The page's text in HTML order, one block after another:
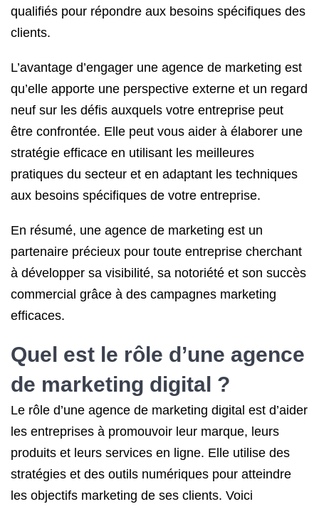
qualifiés pour répondre aux besoins spécifiques des
clients.
L’avantage d’engager une agence de marketing est
qu’elle apporte une perspective externe et un regard
neuf sur les défis auxquels votre entreprise peut
être confrontée. Elle peut vous aider à élaborer une
stratégie efficace en utilisant les meilleures
pratiques du secteur et en adaptant les techniques
aux besoins spécifiques de votre entreprise.
En résumé, une agence de marketing est un
partenaire précieux pour toute entreprise cherchant
à développer sa visibilité, sa notoriété et son succès
commercial grâce à des campagnes marketing
efficaces.
Quel est le rôle d’une agence
de marketing digital ?
Le rôle d’une agence de marketing digital est d’aider
les entreprises à promouvoir leur marque, leurs
produits et leurs services en ligne. Elle utilise des
stratégies et des outils numériques pour atteindre
les objectifs marketing de ses clients. Voici